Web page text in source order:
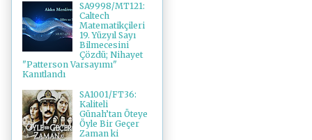
SA9998/MT121:
Caltech
Matematikçileri
19. Yüzyıl Sayı
Bilmecesini
Çözdü; Nihayet
"Patterson Varsayımı"
Kanıtlandı
SA1001/FT36:
Kaliteli
Günah’tan Öteye
Öyle Bir Geçer
Zaman ki